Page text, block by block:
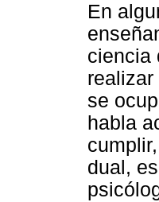
En
ciencia
se
habla
dual,